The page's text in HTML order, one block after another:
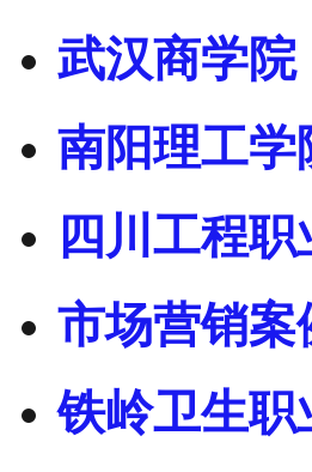
武汉商学院
南阳理工学
四川工程
市场营销案
铁岭卫生职